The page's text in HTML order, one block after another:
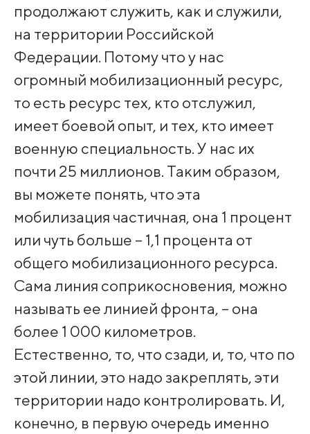
продолжают служить, как и служили,
на территории Российской
Федерации. Потому что у нас
огромный мобилизационный ресурс,
то есть ресурс тех, кто отслужил,
имеет боевой опыт, и тех, кто имеет
военную специальность. У нас их
почти 25 миллионов. Таким образом,
вы можете понять, что эта
мобилизация частичная, она 1 процент
или чуть больше – 1,1 процента от
общего мобилизационного ресурса.
Сама линия соприкосновения, можно
называть ее линией фронта, – она
более 1 000 километров.
Естественно, то, что сзади, и, то, что по
этой линии, это надо закреплять, эти
территории надо контролировать. И,
конечно, в первую очередь именно